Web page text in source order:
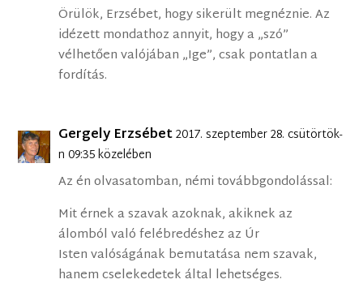
Örülök, Erzsébet, hogy sikerült megnéznie. Az
idézett mondathoz annyit, hogy a „szó”
vélhetően valójában „Ige”, csak pontatlan a
fordítás.
Gergely Erzsébet2017. szeptember 28. csütörtök-
n 09:35 közelében
Az én olvasatomban, némi továbbgondolással:
Mit érnek a szavak azoknak, akiknek az
álomból való felébredéshez az Úr
Isten valóságának bemutatása nem szavak,
hanem cselekedetek által lehetséges.